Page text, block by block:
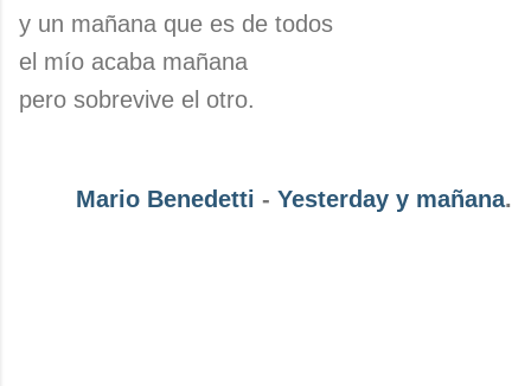
y un mañana que es de todos
el mío acaba mañana
pero sobrevive el otro.
Mario Benedetti - Yesterday y mañana.